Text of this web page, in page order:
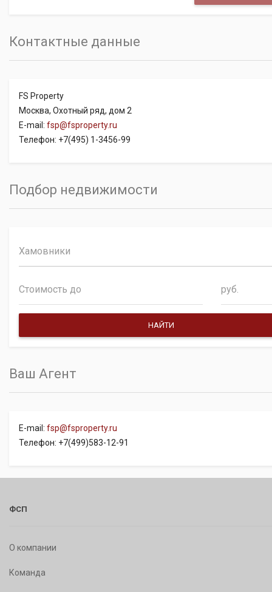
Контактные данные
FS Property
Москва, Охотный ряд, дом 2
E-mail: fsp@fsproperty.ru
Телефон: +7(495) 1-3456-99
Подбор недвижимости
Хамовники
руб.
Ваш Агент
E-mail: fsp@fsproperty.ru
Телефон: +7(499)583-12-91
ФСП
О компании
Команда